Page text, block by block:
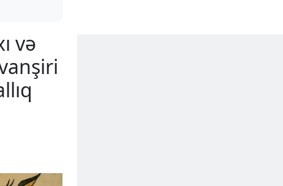
Davdaxı və
Cavanşiri